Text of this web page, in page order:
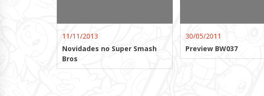
11/11/2013
Novidades no Super Smash
Bros
30/05/2011
Preview BW037